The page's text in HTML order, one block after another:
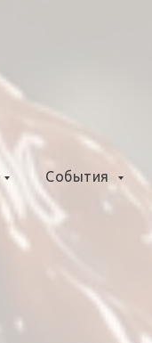
События